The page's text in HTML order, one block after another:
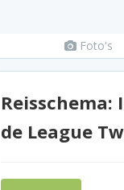
Foto's
de League